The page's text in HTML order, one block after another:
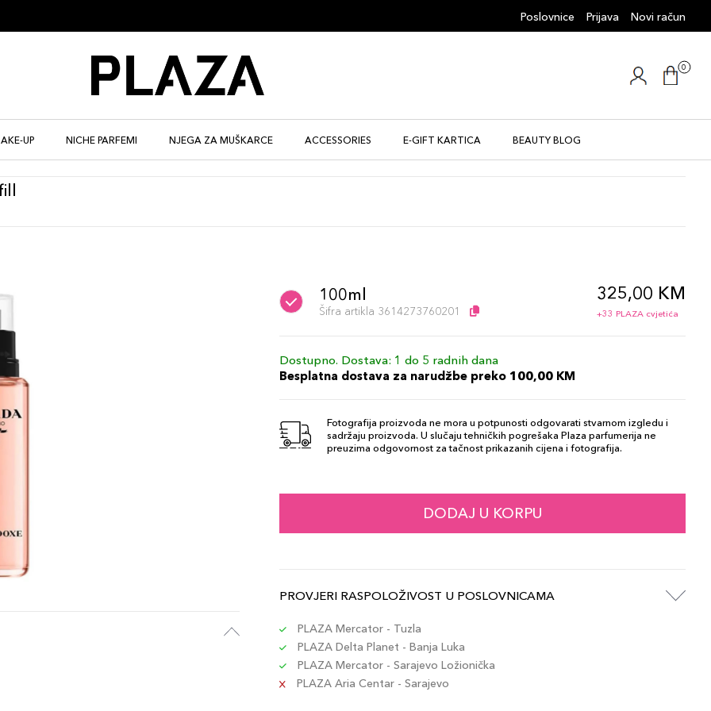
Poslovnice Prijava Novi račun
0
UP NICHE PARFEMI NJEGA ZA MUŠKARCE ACCESSORIES E-GIFT KARTICA BEAUTY BLOG
100ml
Šifra artikla 3614273760201
325,00 KM
+33 PLAZA cvjetića
Dostupno. Dostava: 1 do 5 radnih dana
Besplatna dostava za narudžbe preko 100,00 KM
Fotografija proizvoda ne mora u potpunosti odgovarati stvarnom izgledu i
sadržaju proizvoda. U slučaju tehničkih pogrešaka Plaza parfumerija ne
preuzima odgovornost za tačnost prikazanih cijena i fotografija.
DODAJ U KORPU
PROVJERI RASPOLOŽIVOST U POSLOVNICAMA
PLAZA Mercator - Tuzla
PLAZA Delta Planet - Banja Luka
PLAZA Mercator - Sarajevo Ložionička
PLAZA Aria Centar - Sarajevo